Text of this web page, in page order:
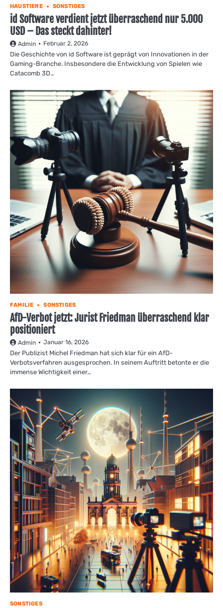
HAUSTIERE SONSTIGES
id Software verdient jetzt überraschend nur 5.000
USD – Das steckt dahinter!
Admin Februar 2, 2026
Die Geschichte von id Software ist geprägt von Innovationen in der
Gaming-Branche. Insbesondere die Entwicklung von Spielen wie
Catacomb 3D…
FAMILIE SONSTIGES
AfD-Verbot jetzt: Jurist Friedman überraschend klar
positioniert
Admin Januar 16, 2026
Der Publizist Michel Friedman hat sich klar für ein AfD-
Verbotsverfahren ausgesprochen. In seinem Auftritt betonte er die
immense Wichtigkeit einer…
SONSTIGES